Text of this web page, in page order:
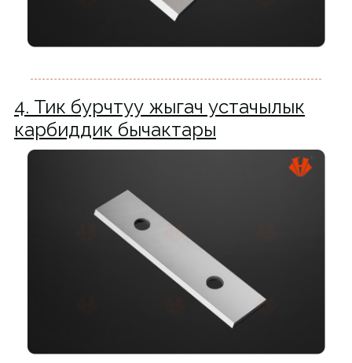
4. Тик бурчтуу жыгач устачылык
карбиддик бычактары